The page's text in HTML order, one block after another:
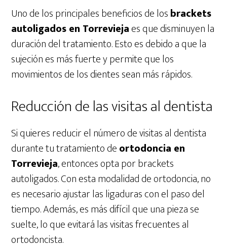
Uno de los principales beneficios de losbrackets
autoligados en Torreviejaes que disminuyen la
duración del tratamiento. Esto es debido a que la
sujeción es más fuerte y permite que los
movimientos de los dientes sean más rápidos.
Reducción de las visitas al dentista
Si quieres reducir el número de visitas al dentista
durante tu tratamiento deortodoncia en
Torrevieja, entonces opta por brackets
autoligados. Con esta modalidad de ortodoncia, no
es necesario ajustar las ligaduras con el paso del
tiempo. Además, es más difícil que una pieza se
suelte, lo que evitará las visitas frecuentes al
ortodoncista.